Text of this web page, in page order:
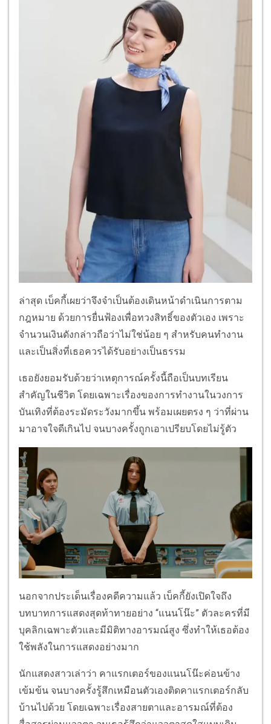
ล่าสุด เบ็คกี้เผยว่าจึงจำเป็นต้องเดินหน้าดำเนินการตาม
กฎหมาย ด้วยการยื่นฟ้องเพื่อทวงสิทธิ์ของตัวเอง เพราะ
จำนวนเงินดังกล่าวถือว่าไม่ใช่น้อย ๆ สำหรับคนทำงาน
และเป็นสิ่งที่เธอควรได้รับอย่างเป็นธรรม
เธอยังยอมรับด้วยว่าเหตุการณ์ครั้งนี้ถือเป็นบทเรียน
สำคัญในชีวิต โดยเฉพาะเรื่องของการทำงานในวงการ
บันเทิงที่ต้องระมัดระวังมากขึ้น พร้อมเผยตรง ๆ ว่าที่ผ่าน
มาอาจใจดีเกินไป จนบางครั้งถูกเอาเปรียบโดยไม่รู้ตัว
นอกจากประเด็นเรื่องคดีความแล้ว เบ็คกี้ยังเปิดใจถึง
บทบาทการแสดงสุดท้าทายอย่าง “แนนโน๊ะ” ตัวละครที่มี
บุคลิกเฉพาะตัวและมีมิติทางอารมณ์สูง ซึ่งทำให้เธอต้อง
ใช้พลังในการแสดงอย่างมาก
นักแสดงสาวเล่าว่า คาแรกเตอร์ของแนนโน๊ะค่อนข้าง
เข้มข้น จนบางครั้งรู้สึกเหมือนตัวเองติดคาแรกเตอร์กลับ
บ้านไปด้วย โดยเฉพาะเรื่องสายตาและอารมณ์ที่ต้อง